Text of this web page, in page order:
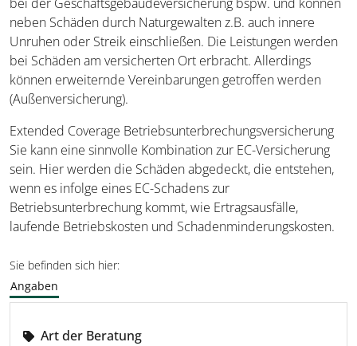
neben Schäden durch Naturgewalten z.B. auch innere
Unruhen oder Streik einschließen. Die Leistungen werden
bei Schäden am versicherten Ort erbracht. Allerdings
können erweiternde Vereinbarungen getroffen werden
(Außenversicherung).
Extended Coverage Betriebsunterbrechungsversicherung
Sie kann eine sinnvolle Kombination zur EC-Versicherung
sein. Hier werden die Schäden abgedeckt, die entstehen,
wenn es infolge eines EC-Schadens zur
Betriebsunterbrechung kommt, wie Ertragsausfälle,
laufende Betriebskosten und Schadenminderungskosten.
Sie befinden sich hier:
Angaben
Art der Beratung